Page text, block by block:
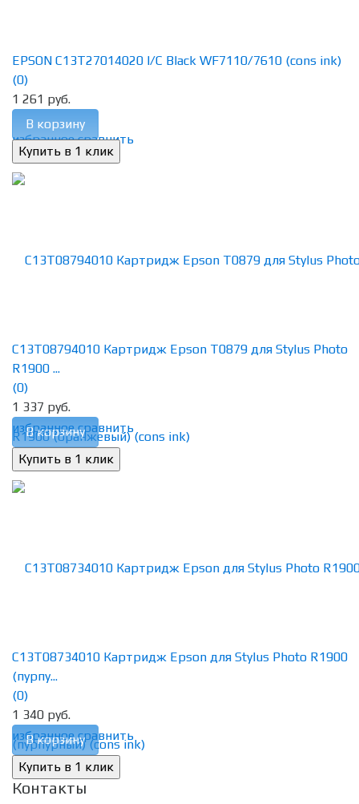
избранное сравнить
EPSON C13T27014020 I/C Black WF7110/7610 (cons ink)
(0)
1 261 руб.
В корзину
избранное сравнить
C13T08794010 Картридж Epson T0879 для Stylus Photo
R1900 ...
(0)
1 337 руб.
В корзину
избранное сравнить
C13T08734010 Картридж Epson для Stylus Photo R1900
(пурпу...
(0)
1 340 руб.
В корзину
Контакты